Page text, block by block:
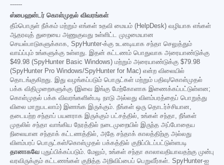
------
ஸ்பைஹன்டர் கொள்முதல் விவரங்கள்
தீம்பொருள் நீக்கம் மற்றும் எங்கள் உதவி மையம் (HelpDesk) வழியாக எங்கள்
ஆதரவுத் துறையை அணுகுவது உள்ளிட்ட முழுமையான
செயல்பாடுகளுக்காக, SpyHunter-க்கு உடனடியாக சந்தா செலுத்தும்
வாய்ப்பும் உங்களுக்கு உள்ளது. இதன் கட்டணம் பொதுவாக அரையாண்டுக்கு
$49.98 (SpyHunter Basic Windows) மற்றும் அரையாண்டுக்கு $79.98
(SpyHunter Pro Windows/SpyHunter for Mac) என்ற விலையில்
தொடங்குகிறது. இது வழங்கப்படும் பொருட்கள் மற்றும் பதிவு/கொள்முதல்
பக்க விதிமுறைகளுக்கு (இவை இங்கு மேற்கோளாக இணைக்கப்பட்டுள்ளன;
கொள்முதல் பக்க விவரங்களின்படி நாடு அல்லது விளம்பரத்தைப் பொறுத்து
விலை மாறுபடலாம்) இணங்க இருக்கும். நீங்கள் ஒரு தொடர்ச்சியான,
தடையற்ற சந்தாப் பயனராக இருக்கும் பட்சத்தில், உங்கள் சந்தா, நீங்கள்
முதலில் சந்தா வாங்கிய நேரத்தில் நடைமுறையில் இருந்த அப்போதைய
நிலையான சந்தாக் கட்டணத்தில், அதே சந்தாக் காலத்திற்கு அல்லது
விளம்பரப் பொருட்கள்/கொள்முதல் பக்கத்தில் குறிப்பிடப்பட்டுள்ளபடி
தானாகவே புதுப்பிக்கப்படும். மேலும், உங்கள் சந்தா காலாவதியாவதற்கு முன்பு
வரவிருக்கும் கட்டணங்கள் குறித்த அறிவிப்பைப் பெறுவீர்கள். SpyHunter-ஐ